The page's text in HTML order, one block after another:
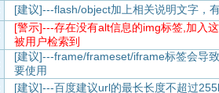
[建议]---flash/object加上相关说明文字，
[警示]---存在没有alt信息的img标签,加入
被用户检索到
[建议]---frame/frameset/iframe标签会导
要使用
[建议]---百度建议url的最长长度不超过